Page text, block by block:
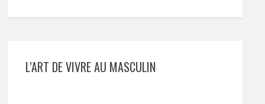
L’ART DE VIVRE AU MASCULIN